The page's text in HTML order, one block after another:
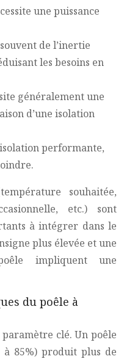
une puissance
de l’inertie
les besoins en
généralement une
d’une isolation
performante,
souhaitée,
etc.) sont
à intégrer dans le
plus élevée et une
impliquent une
du poêle à
clé. Un poêle
85%) produit plus de